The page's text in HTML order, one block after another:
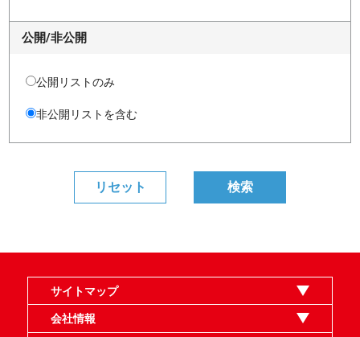
公開/非公開
公開リストのみ
非公開リストを含む
サイトマップ
オンラインショップ
買取
記事
選手一覧
デッキ検索
デッキ構築
イベント・大会
店舗のご案内
お問い合わせ
ヘルプ
FAQ
会社情報